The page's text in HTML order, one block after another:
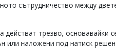
сътрудничество между
трезво, основавайки
или наложени под натиск